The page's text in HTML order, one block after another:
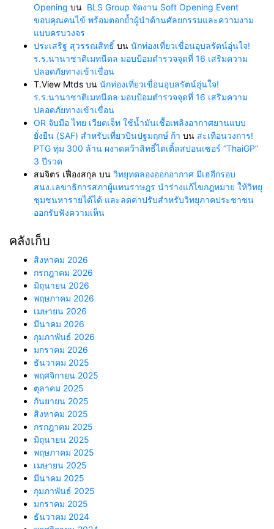
Opening บน BLS Group จัดงาน Soft Opening Event
ขอบคุณคนไข้ พร้อมตอกย้ำผู้นำด้านศัลยกรรมและความงาม
แบบครบวงจร
ประเสริฐ สุวรรณสิทธิ์ บน นักท่องเที่ยวเขื่อนอุบลรัตน์อุ่นใจ!
ร.ร.นานาชาติเมทนีดล มอบป้อมตำรวจจุดที่ 16 เสริมความ
ปลอดภัยทางเข้าเขื่อน
T.View Mtds บน นักท่องเที่ยวเขื่อนอุบลรัตน์อุ่นใจ!
ร.ร.นานาชาติเมทนีดล มอบป้อมตำรวจจุดที่ 16 เสริมความ
ปลอดภัยทางเข้าเขื่อน
OR จับมือ ไทย เวียตเจ็ท ใช้น้ำมันเชื้อเพลิงอากาศยานแบบ
ยั่งยืน (SAF) สำหรับเที่ยวบินปฐมฤกษ์ ก้า บน สะเทือนวงการ!
PTG ทุ่ม 300 ล้าน ผงาดคว้าสิทธิ์ไตเติ้ลสปอนเซอร์ “ThaiGP”
3 ปีรวด
สมจิตร เฟื่องสกุล บน วิทยุทดลองออกอากาศ มีเฮอีกรอบ
สนง.เลขาธิการสภาผู้แทนราษฎร นำร่างแก้ไขกฎหมาย ให้วิทยุ
ชุมชนหารายได้ได้ และลดค่าปรับสำหรับวิทยุภาคประชาชน
ออกรับฟังความเห็น
คลังเก็บ
สิงหาคม 2026
กรกฎาคม 2026
มิถุนายน 2026
พฤษภาคม 2026
เมษายน 2026
มีนาคม 2026
กุมภาพันธ์ 2026
มกราคม 2026
ธันวาคม 2025
พฤศจิกายน 2025
ตุลาคม 2025
กันยายน 2025
สิงหาคม 2025
กรกฎาคม 2025
มิถุนายน 2025
พฤษภาคม 2025
เมษายน 2025
มีนาคม 2025
กุมภาพันธ์ 2025
มกราคม 2025
ธันวาคม 2024